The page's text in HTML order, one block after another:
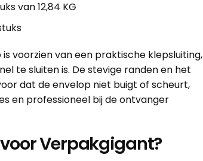
van 12,84 KG
voorzien van een praktische klepsluiting,
te sluiten is. De stevige randen en het
dat de envelop niet buigt of scheurt,
en professioneel bij de ontvanger
Verpakgigant?